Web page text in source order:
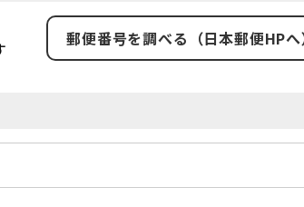
郵便番号を調べる（日本郵便HP